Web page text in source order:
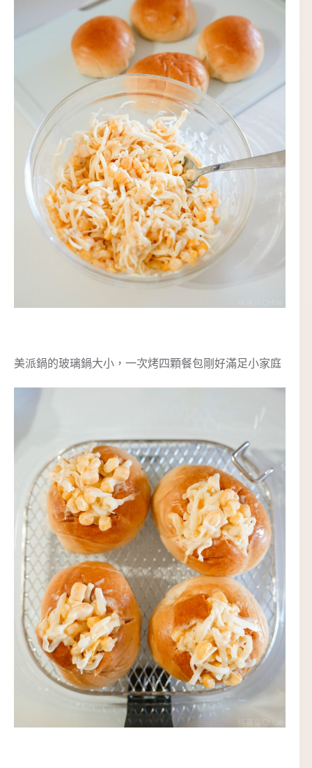
美派鍋的玻璃鍋大小，一次烤四顆餐包剛好滿足小家庭